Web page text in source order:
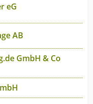
eG
AB
GmbH & Co